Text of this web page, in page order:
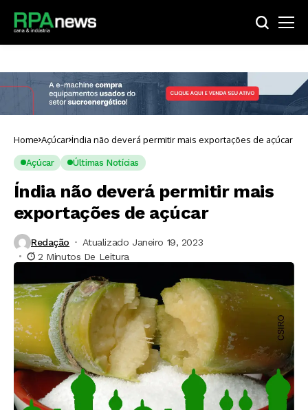
Home Açúcar Índia não deverá permitir mais exportações de açúcar
Açúcar Últimas Notícias
Índia não deverá permitir mais
exportações de açúcar
Redação
Atualizado Janeiro 19, 2023
2 Minutos De Leitura